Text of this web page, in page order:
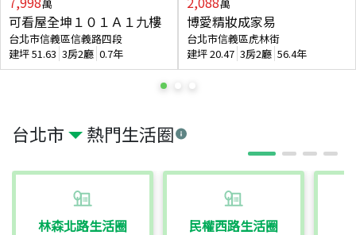
台北市 熱門生活圈
林森北路生活圈 民權西路生活圈
可看屋全坤１０１Ａ１九樓
台北市信義區信義路四段
建坪51.63 3房2廳 0.7年
博愛精妝成家易
台北市信義區虎林街
建坪20.47 3房2廳 56.4年